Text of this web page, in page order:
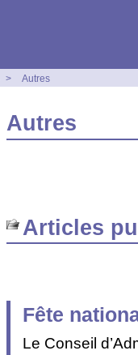
> Autres
Autres
Articles
Fête
Le Conseil